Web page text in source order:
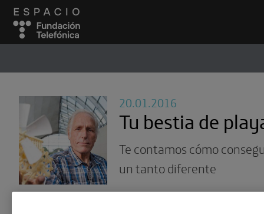
20.01.2016
Tu bestia de
Te contamos cómo
un tanto diferente